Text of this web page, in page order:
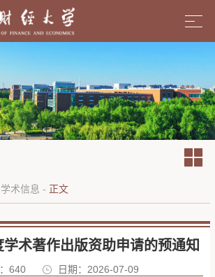
学术信息 - 正文
术著作出版资助申请的预通知
640 日期：2026-07-09